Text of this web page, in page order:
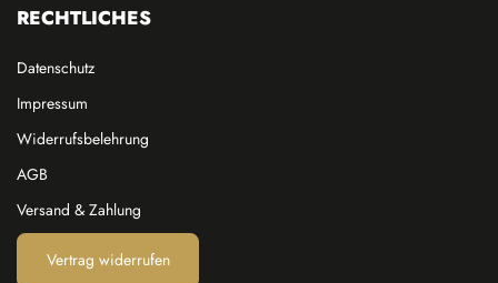
RECHTLICHES
Datenschutz
Impressum
Widerrufsbelehrung
AGB
Versand & Zahlung
Vertrag widerrufen